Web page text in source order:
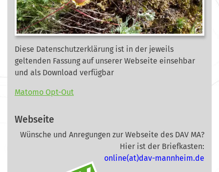
Diese Datenschutzerklärung ist in der jeweils
geltenden Fassung auf unserer Webseite einsehbar
und als Download verfügbar
Matomo Opt-Out
Webseite
Wünsche und Anregungen zur Webseite des DAV MA?
Hier ist der Briefkasten:
online(at)dav-mannheim.de